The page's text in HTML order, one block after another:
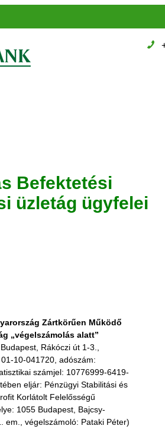
Befektetési
üzletág ügyfelei
Zártkörűen Működő
„végelszámolás alatt”
Rákóczi út 1-3.,
10-041720, adószám:
számjel: 10776999-6419-
eljár: Pénzügyi Stabilitási és
Korlátolt Felelősségű
1055 Budapest, Bajcsy-
em., végelszámoló: Pataki Péter)